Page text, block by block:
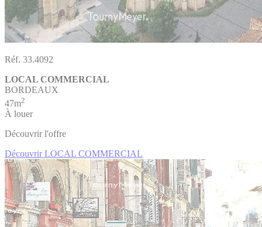
Réf. 33.4092
LOCAL COMMERCIAL
BORDEAUX
47m2
À louer
Découvrir l'offre
Découvrir LOCAL COMMERCIAL